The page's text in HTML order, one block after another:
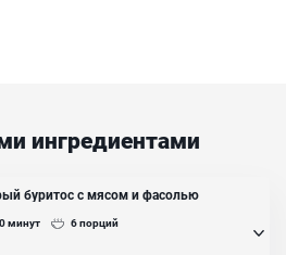
ингредиентами
буритос с мясом и фасолью
минут 6порций